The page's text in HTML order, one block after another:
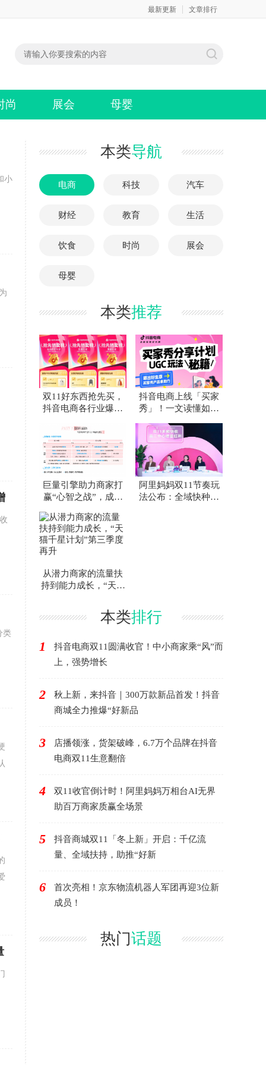
最新更新 文章排行
尚 展会 母婴
小
类
本类导航
电商 科技 汽车
财经 教育 生活
饮食 时尚 展会
母婴
本类推荐
双11好东西抢先买，
抖音电商各行业爆款
抖音电商上线「买家
秀」！一文读懂如何
意
巨量引擎助力商家打
赢“心智之战”，成为
阿里妈妈双11节奏玩
法公布：全域快种快
从潜力商家的流量扶
持到能力成长，“天猫
本类排行
1
抖音电商双11圆满收官！中小商家乘“风”而
上，强势增长
2
秋上新，来抖音｜300万款新品首发！抖音
商城全力推爆“好新品
3
店播领涨，货架破峰，6.7万个品牌在抖音
电商双11生意翻倍
4
双11收官倒计时！阿里妈妈万相台AI无界
助百万商家质赢全场景
5
抖音商城双11「冬上新」开启：千亿流
量、全域扶持，助推“好新
6
首次亮相！京东物流机器人军团再迎3位新
成员！
热门话题